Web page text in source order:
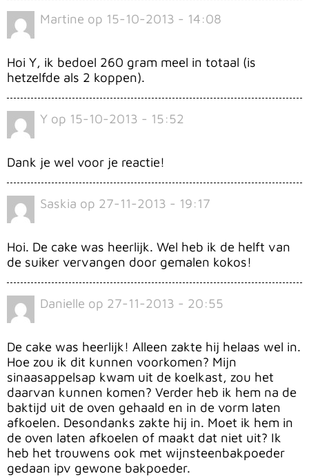
Martine op 15-10-2013 - 14:08
Hoi Y, ik bedoel 260 gram meel in totaal (is
hetzelfde als 2 koppen).
Y op 15-10-2013 - 15:52
Dank je wel voor je reactie!
Saskia op 27-11-2013 - 19:17
Hoi. De cake was heerlijk. Wel heb ik de helft van
de suiker vervangen door gemalen kokos!
Danielle op 27-11-2013 - 20:55
De cake was heerlijk! Alleen zakte hij helaas wel in.
Hoe zou ik dit kunnen voorkomen? Mijn
sinaasappelsap kwam uit de koelkast, zou het
daarvan kunnen komen? Verder heb ik hem na de
baktijd uit de oven gehaald en in de vorm laten
afkoelen. Desondanks zakte hij in. Moet ik hem in
de oven laten afkoelen of maakt dat niet uit? Ik
heb het trouwens ook met wijnsteenbakpoeder
gedaan ipv gewone bakpoeder.